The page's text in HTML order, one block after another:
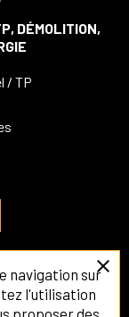
DÉMOLITION,
/ TP
navigation sur
l'utilisation
proposer des
close